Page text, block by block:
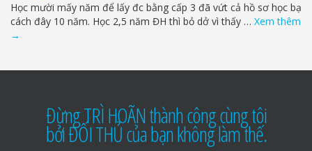
Học mười mấy năm để lấy đc bằng cấp 3 đã vứt cả hồ sơ học bạ
cách đây 10 năm. Học 2,5 năm ĐH thì bỏ dở vì thấy … Xem thêm
→
Đừng TRÌ HOÃN thành công cùng tôi
bởi ĐỐI THỦ của bạn không làm thế.